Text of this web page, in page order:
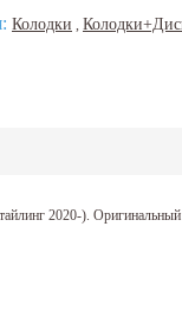
Колодки ,
2020-).